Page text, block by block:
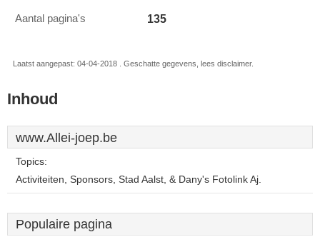
Aantal pagina's 135
Laatst aangepast: 04-04-2018 . Geschatte gegevens, lees disclaimer.
Inhoud
www.Allei-joep.be
Topics:
Activiteiten, Sponsors, Stad Aalst, & Dany's Fotolink Aj.
Populaire pagina